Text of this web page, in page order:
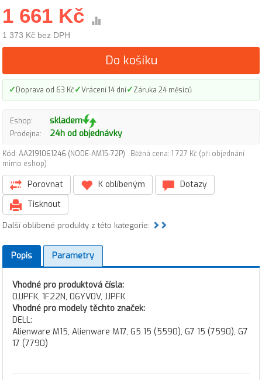
1 661 Kč
1 373 Kč bez DPH
Do košíku
✓Doprava od 63 Kč✓Vrácení 14 dní✓Záruka 24 měsíců
Eshop: skladem
Prodejna: 24h od objednávky
Kód: AA2191061246 (NODE-AM15-72P)
Běžná cena: 1 727 Kč (při objednání
mimo eshop)
Porovnat K oblíbeným
Dotazy
Tisknout
Další oblíbené produkty z této kategorie:
Popis Parametry
Vhodné pro produktová čísla:
0JJPFK, 1F22N, 06YV0V, JJPFK
Vhodné pro modely těchto značek:
DELL:
Alienware M15, Alienware M17, G5 15 (5590), G7 15 (7590), G7
17 (7790)